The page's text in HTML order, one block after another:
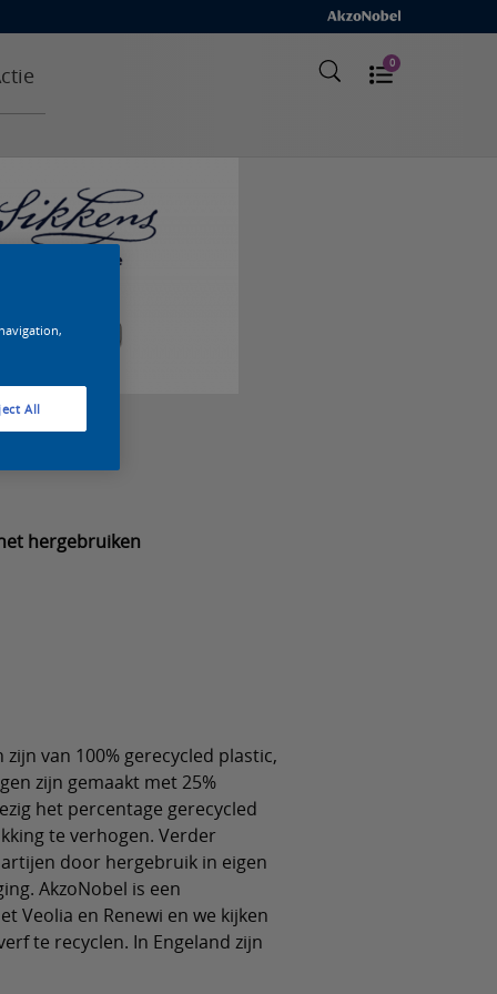
0
hergebruiken
van 100% gerecycled plastic,
zijn gemaakt met 25%
het percentage gerecycled
te verhogen. Verder
door hergebruik in eigen
AkzoNobel is een
Veolia en Renewi en we kijken
te recyclen. In Engeland zijn
All